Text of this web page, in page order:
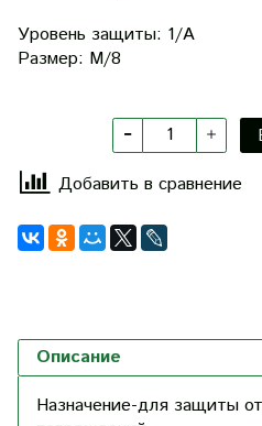
Уровень защиты: 1/А
Размер: М/8
Добавить в сравнение
Описание
Назначение-для защиты